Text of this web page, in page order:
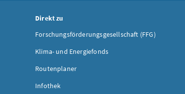
Direkt zu
Forschungsförderungsgesellschaft (FFG)
Klima- und Energiefonds
Routenplaner
Infothek